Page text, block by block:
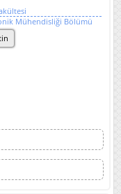
Mühendisliği Bölümü